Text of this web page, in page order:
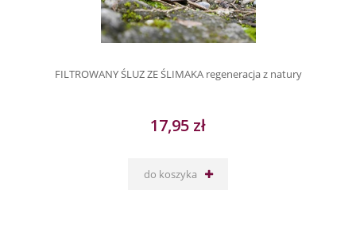
FILTROWANY ŚLUZ ZE ŚLIMAKA regeneracja z natury
17,95 zł
do koszyka